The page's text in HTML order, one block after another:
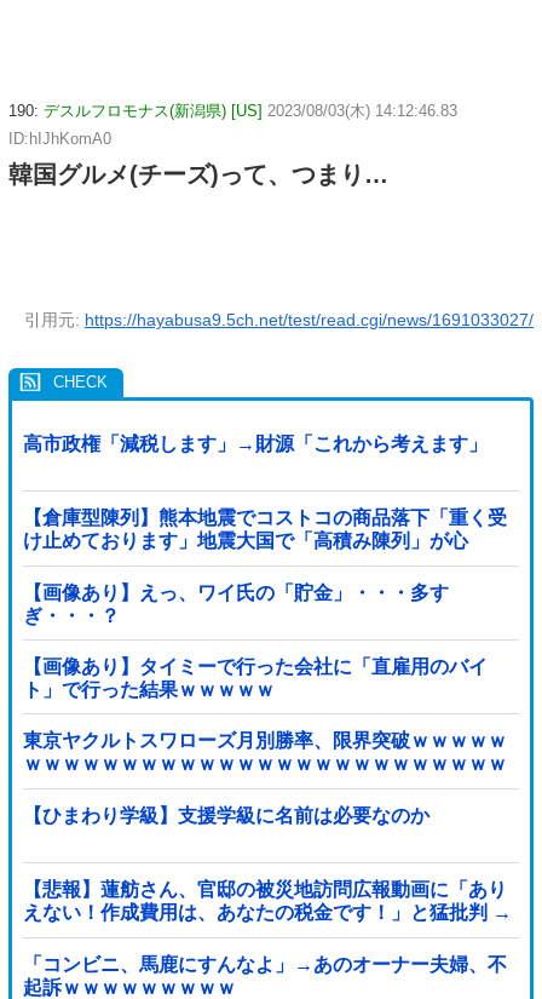
190: デスルフロモナス(新潟県) [US] 2023/08/03(木) 14:12:46.83
ID:hIJhKomA0
韓国グルメ(チーズ)って、つまり…
引用元: https://hayabusa9.5ch.net/test/read.cgi/news/1691033027/
高市政権「減税します」→財源「これから考えます」
【倉庫型陳列】熊本地震でコストコの商品落下「重く受
け止めております」地震大国で「高積み陳列」が心
配...IKEAにも聞いた
【画像あり】えっ、ワイ氏の「貯金」・・・多す
ぎ・・・？
【画像あり】タイミーで行った会社に「直雇用のバイ
ト」で行った結果ｗｗｗｗｗ
東京ヤクルトスワローズ月別勝率、限界突破ｗｗｗｗｗ
ｗｗｗｗｗｗｗｗｗｗｗｗｗｗｗｗｗｗｗｗｗｗｗｗｗ
ｗｗｗｗｗｗｗｗｗｗｗｗｗ他
【ひまわり学級】支援学級に名前は必要なのか
【悲報】蓮舫さん、官邸の被災地訪問広報動画に「あり
えない！作成費用は、あなたの税金です！」と猛批判 →
ネットからは巨大ブーメランを指摘する声 ｗｗｗｗｗｗ
ｗ
「コンビニ、馬鹿にすんなよ」→あのオーナー夫婦、不
起訴ｗｗｗｗｗｗｗｗｗ